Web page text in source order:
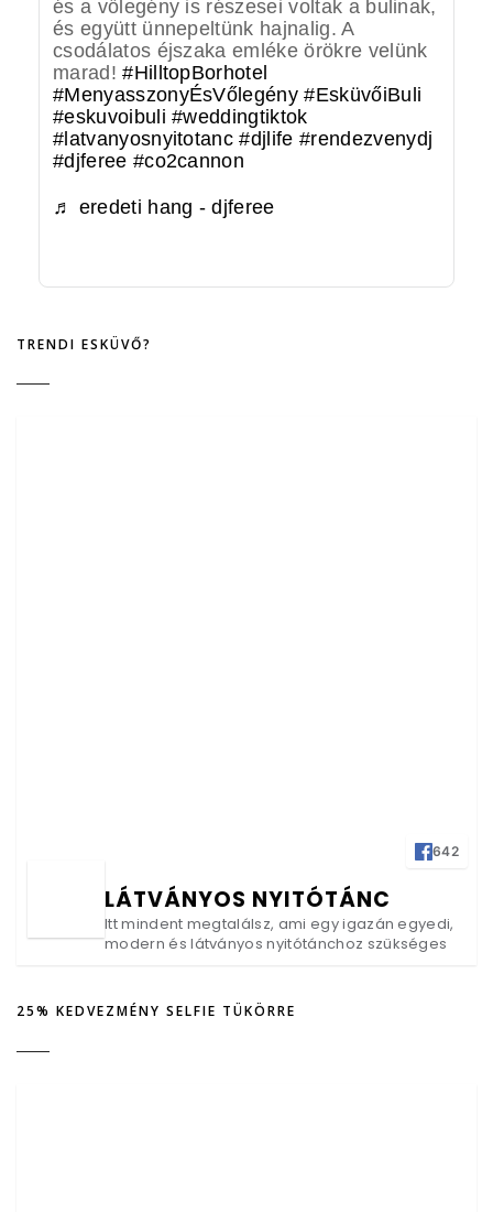
és a vőlegény is részesei voltak a bulinak,
és együtt ünnepeltünk hajnalig. A
csodálatos éjszaka emléke örökre velünk
marad!#HilltopBorhotel
#MenyasszonyÉsVőlegény #EsküvőiBuli
#eskuvoibuli #weddingtiktok
#latvanyosnyitotanc #djlife #rendezvenydj
#djferee #co2cannon
♬ eredeti hang - djferee
TRENDI ESKÜVŐ?
642
LÁTVÁNYOS NYITÓTÁNC
Itt mindent megtalálsz, ami egy igazán egyedi,
modern és látványos nyitótánchoz szükséges
25% KEDVEZMÉNY SELFIE TÜKÖRRE